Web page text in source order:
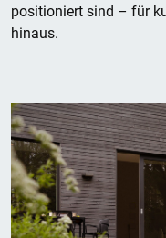
positioniert sind – für
hinaus.